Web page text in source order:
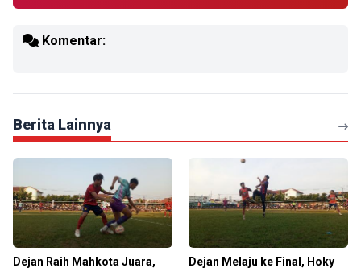
Komentar:
Berita Lainnya
Dejan Raih Mahkota Juara, Dejan Melaju ke Final, Hoky